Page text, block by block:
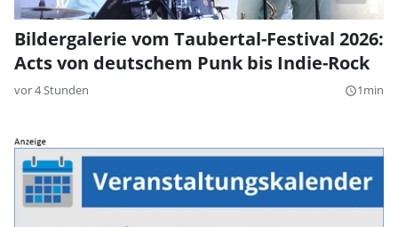
Bildergalerie vom Taubertal-Festival 2026:
Acts von deutschem Punk bis Indie-Rock
vor 4 Stunden query_builder1min